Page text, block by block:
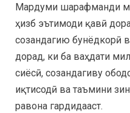
Мардуми шарафманди
ҳизб эътимоди қавӣ
созандагию бунёдкорӣ
дорад, ки ба ваҳдати
сиёсӣ, созандагиву
иқтисодӣ ва таъмини
равона гардидааст.